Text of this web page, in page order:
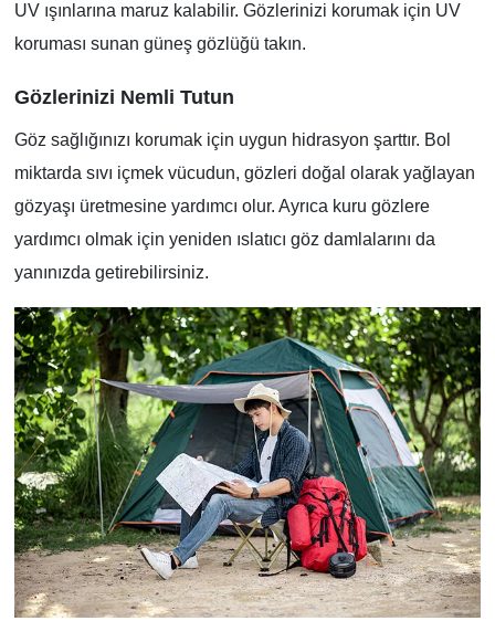
UV ışınlarına maruz kalabilir. Gözlerinizi korumak için UV
koruması sunan güneş gözlüğü takın.
Gözlerinizi Nemli Tutun
Göz sağlığınızı korumak için uygun hidrasyon şarttır. Bol
miktarda sıvı içmek vücudun, gözleri doğal olarak yağlayan
gözyaşı üretmesine yardımcı olur. Ayrıca kuru gözlere
yardımcı olmak için yeniden ıslatıcı göz damlalarını da
yanınızda getirebilirsiniz.